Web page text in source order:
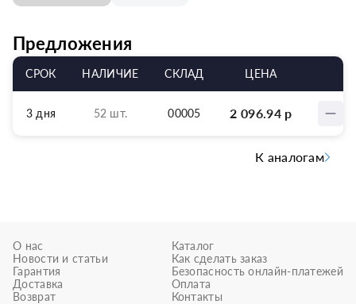
Предложения
СРОК НАЛИЧИЕ СКЛАД ЦЕНА
3 дня 52 шт. 00005 2 096.94р
К аналогам
О нас
Новости и статьи
Гарантия
Доставка
Возврат
Каталог
Как сделать заказ
Безопасность онлайн-платежей
Оплата
Контакты